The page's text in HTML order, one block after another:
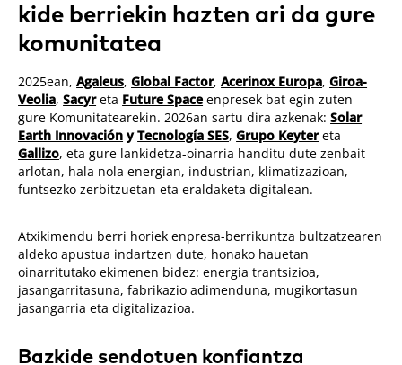
kide berriekin hazten ari da gure
komunitatea
2025ean,Agaleus,Global Factor,Acerinox Europa,Giroa-
Veolia,Sacyreta Future Spaceenpresek bat egin zuten
gure Komunitatearekin. 2026an sartu dira azkenak:Solar
Earth Innovación yTecnología SES,Grupo Keytereta
Gallizo, eta gure lankidetza-oinarria handitu dute zenbait
arlotan, hala nola energian, industrian, klimatizazioan,
funtsezko zerbitzuetan eta eraldaketa digitalean.
Atxikimendu berri horiek enpresa-berrikuntza bultzatzearen
aldeko apustua indartzen dute, honako hauetan
oinarritutako ekimenen bidez: energia trantsizioa,
jasangarritasuna, fabrikazio adimenduna, mugikortasun
jasangarria eta digitalizazioa.
Bazkide sendotuen konfiantza